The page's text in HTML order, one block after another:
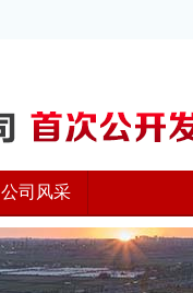
公司风采